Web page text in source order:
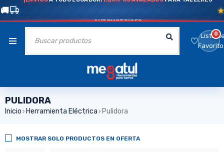
AUTOMOTRICES
Lista0
PULIDORA
Inicio › Herramienta Eléctrica › Pulidora
MOSTRAR SOLO PRODUCTOS EN OFERTA